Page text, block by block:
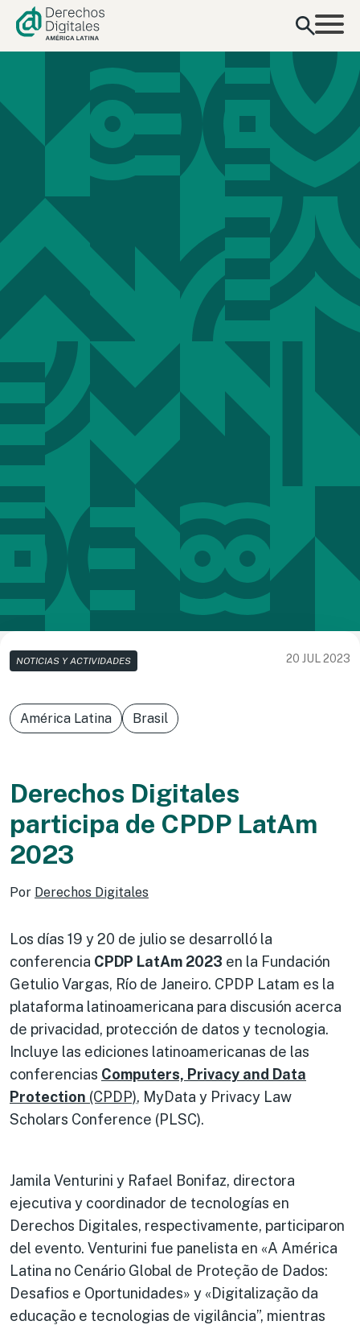
contenido
NOTICIAS Y ACTIVIDADES 20 JUL 2023
América Latina Brasil
Derechos Digitales
participa de CPDP LatAm
2023
Por Derechos Digitales
Los días 19 y 20 de julio se desarrolló la
conferencia CPDP LatAm 2023 en la Fundación
Getulio Vargas, Río de Janeiro. CPDP Latam es la
plataforma latinoamericana para discusión acerca
de privacidad, protección de datos y tecnologia.
Incluye las ediciones latinoamericanas de las
conferencias Computers, Privacy and Data
Protection (CPDP), MyData y Privacy Law
Scholars Conference (PLSC).
Jamila Venturini y Rafael Bonifaz, directora
ejecutiva y coordinador de tecnologías en
Derechos Digitales, respectivamente, participaron
del evento. Venturini fue panelista en «A América
Latina no Cenário Global de Proteção de Dados:
Desafios e Oportunidades» y «Digitalização da
educação e tecnologias de vigilância”, mientras